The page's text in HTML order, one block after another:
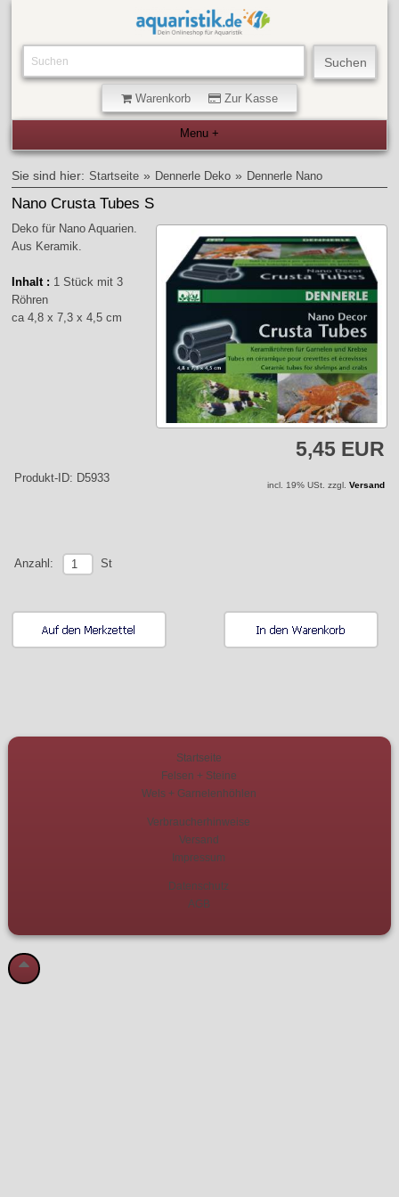
Warenkorb Zur Kasse
Sie sind hier: Startseite » Dennerle Deko » Dennerle Nano
Nano Crusta Tubes S
Deko für Nano Aquarien.
Aus Keramik.
Inhalt : 1 Stück mit 3
Röhren
ca 4,8 x 7,3 x 4,5 cm
5,45 EUR
Produkt-ID: D5933
incl. 19% USt. zzgl. Versand
Anzahl: St
Startseite
Felsen + Steine
Wels + Garnelenhöhlen
Verbraucherhinweise
Versand
Impressum
Datenschutz
AGB